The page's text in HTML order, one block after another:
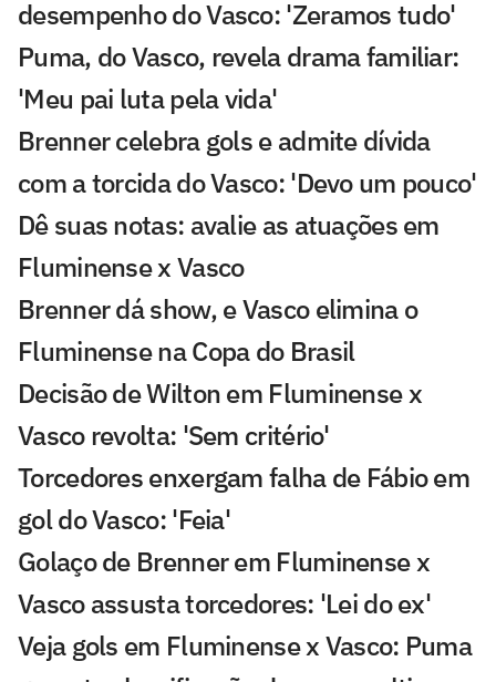
desempenho do Vasco: 'Zeramos tudo'
Puma, do Vasco, revela drama familiar:
'Meu pai luta pela vida'
Brenner celebra gols e admite dívida
com a torcida do Vasco: 'Devo um pouco'
Dê suas notas: avalie as atuações em
Fluminense x Vasco
Brenner dá show, e Vasco elimina o
Fluminense na Copa do Brasil
Decisão de Wilton em Fluminense x
Vasco revolta: 'Sem critério'
Torcedores enxergam falha de Fábio em
gol do Vasco: 'Feia'
Golaço de Brenner em Fluminense x
Vasco assusta torcedores: 'Lei do ex'
Veja gols em Fluminense x Vasco: Puma